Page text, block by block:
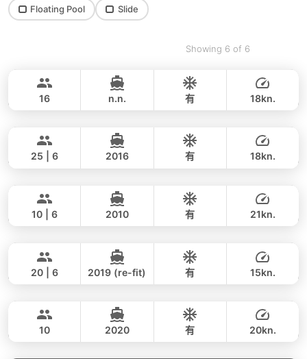
Floating Pool Slide
Showing 6 of 6
RIVA YACHTS 70FT
200,200 THB
16 n.n. 有 18kn.
LEOPARD 51FT
141,200 THB
25 | 6 2016 有 18kn.
ARNO LEOPARD 75FT
206,000 THB
10 | 6 2010 有 21kn.
PRINCESS YACHT 65FT
153,600 THB
20 | 6 2019 (re-fit) 有 15kn.
AQUILA 36FT
10 2020 有 20kn.